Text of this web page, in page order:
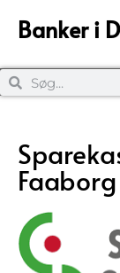
Banker i
Faaborg